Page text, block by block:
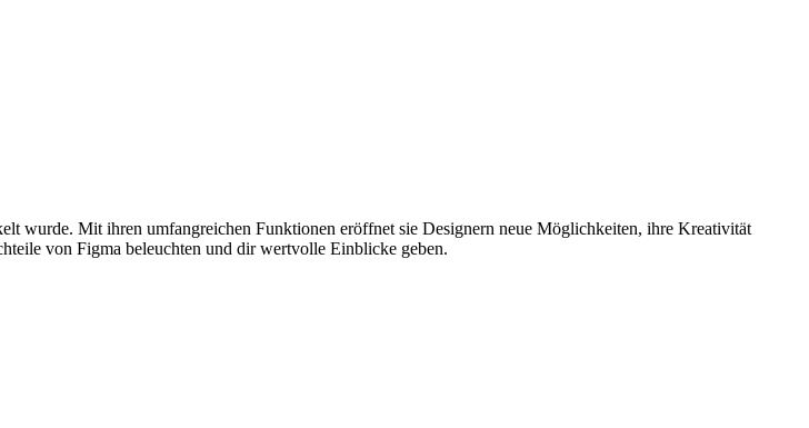
wurde. Mit ihren umfangreichen Funktionen eröffnet sie Designern neue Möglichkeiten, ihre Kreativität
von Figma beleuchten und dir wertvolle Einblicke geben.